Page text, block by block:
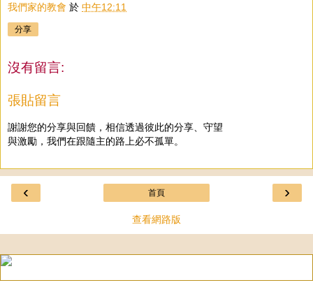
我們家的教會 於 中午12:11
分享
沒有留言:
張貼留言
謝謝您的分享與回饋，相信透過彼此的分享、守望
與激勵，我們在跟隨主的路上必不孤單。
‹ ›
首頁
查看網路版